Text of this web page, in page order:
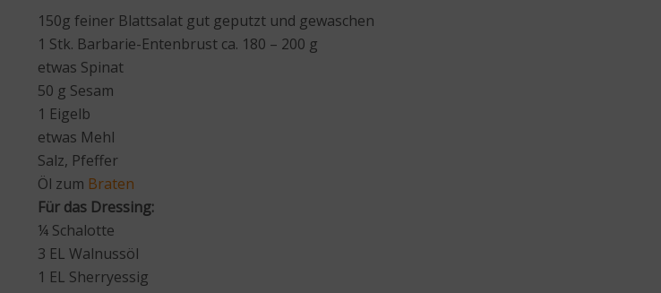
150g feiner Blattsalat gut geputzt und gewaschen
1 Stk. Barbarie-Entenbrust ca. 180 – 200 g
etwas Spinat
50 g Sesam
1 Eigelb
etwas Mehl
Salz, Pfeffer
Öl zum Braten
Für das Dressing:
¼ Schalotte
3 EL Walnussöl
1 EL Sherryessig